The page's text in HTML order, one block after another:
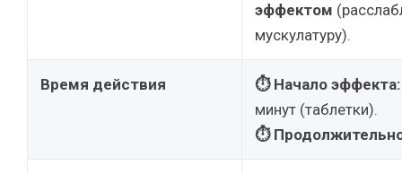
эффектом
мускулатуру).
Время действия ⏱ Начало эффекта:
минут (таблетки).
⏱